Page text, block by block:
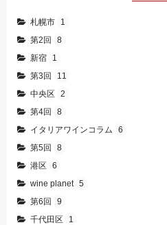
札幌市
1
第2回
8
新宿
1
第3回
11
中央区
2
第4回
8
イタリアワインコラム
6
第5回
8
港区
6
wine planet 5
第6回
9
千代田区
1